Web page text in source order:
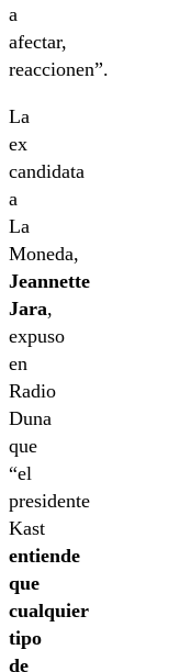
a
afectar,
reaccionen”.
La
ex
candidata
a
La
Moneda,
Jeannette
Jara,
expuso
en
Radio
Duna
que
“el
presidente
Kast
entiende
que
cualquier
tipo
de